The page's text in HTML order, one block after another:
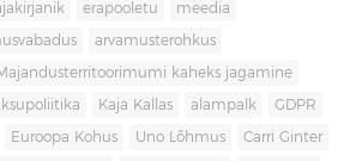
erapooletu meedia
arvamusterohkus
kaheks jagamine
Kaja Kallas alampalk GDPR
Euroopa Kohus Uno Lõhmus Carri Ginter